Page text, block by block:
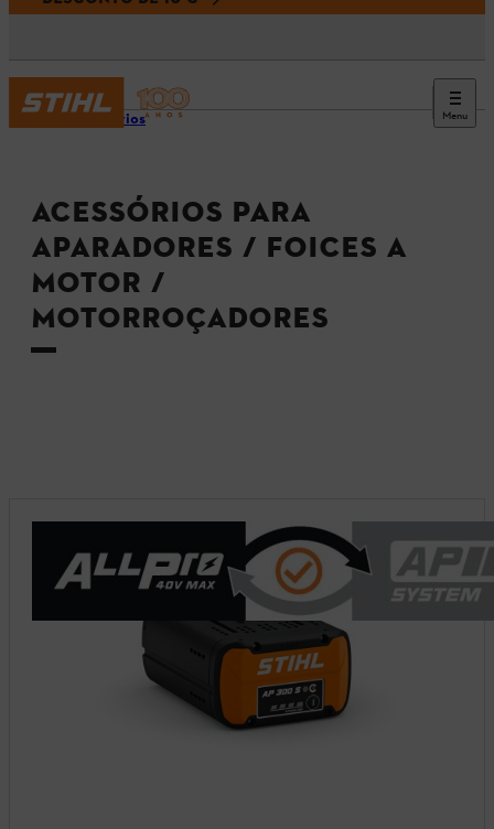
Menu
Acessórios
ACESSÓRIOS PARA
APARADORES / FOICES A
MOTOR /
MOTORROÇADORES